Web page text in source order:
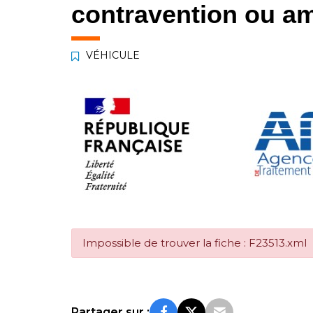
contravention ou
VÉHICULE
Impossible de trouver la fiche : F23513.xml